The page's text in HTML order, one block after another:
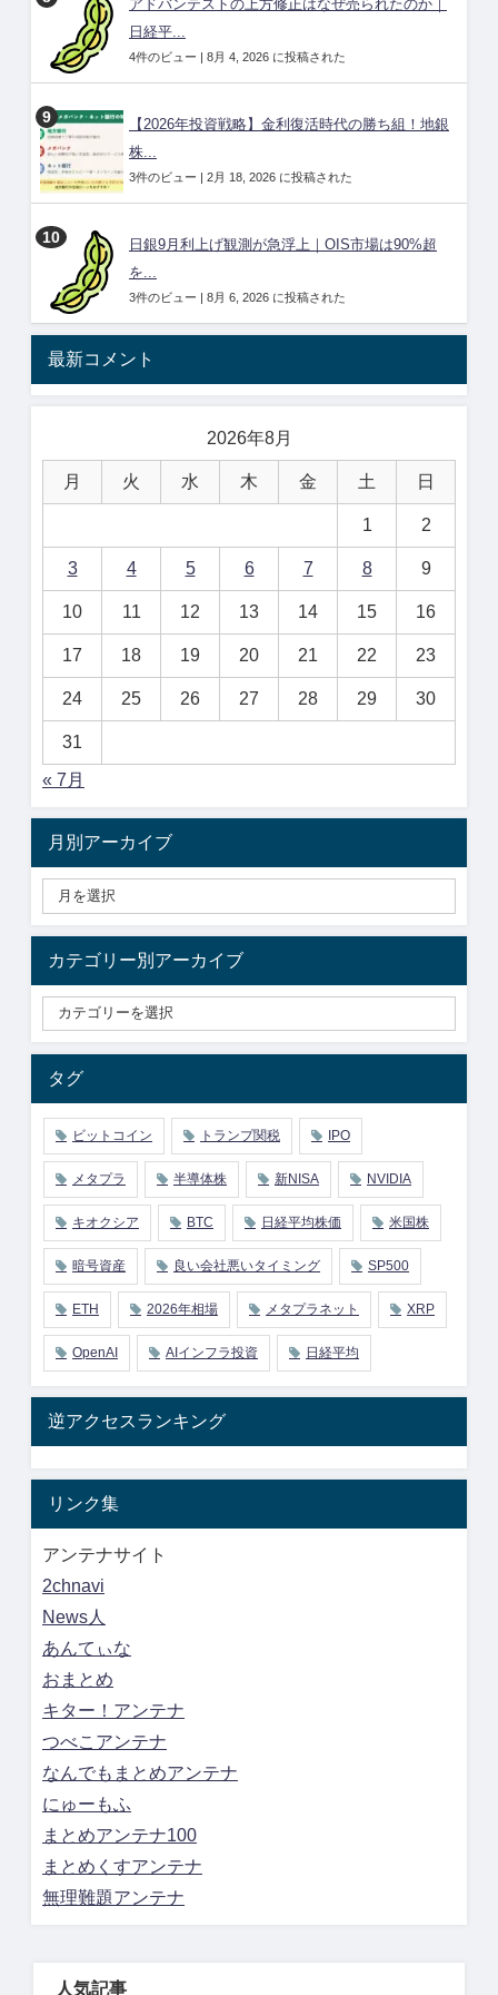
アドバンテストの上方修正はなぜ売られたのか｜
日経平...
4件のビュー | 8月 4, 2026 に投稿された
【2026年投資戦略】金利復活時代の勝ち組！地銀
株...
3件のビュー | 2月 18, 2026 に投稿された
日銀9月利上げ観測が急浮上｜OIS市場は90%超
を...
3件のビュー | 8月 6, 2026 に投稿された
最新コメント
2026年8月
月 火 水 木 金 土 日
1 2
3 4 5 6 7 8 9
10 11 12 13 14 15 16
17 18 19 20 21 22 23
24 25 26 27 28 29 30
31
« 7月
月別アーカイブ
カテゴリー別アーカイブ
タグ
ビットコイン トランプ関税 IPO
メタプラ 半導体株 新NISA NVIDIA
キオクシア BTC 日経平均株価 米国株
暗号資産 良い会社悪いタイミング SP500
ETH 2026年相場 メタプラネット XRP
OpenAI AIインフラ投資 日経平均
逆アクセスランキング
リンク集
アンテナサイト
2chnavi
News人
あんてぃな
おまとめ
キター！アンテナ
つべこアンテナ
なんでもまとめアンテナ
にゅーもふ
まとめアンテナ100
まとめくすアンテナ
無理難題アンテナ
人気記事